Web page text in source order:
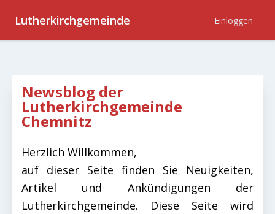
Lutherkirchgemeinde Einloggen
Newsblog der
Lutherkirchgemeinde
Chemnitz
Herzlich Willkommen,
auf dieser Seite finden Sie Neuigkeiten,
Artikel und Ankündigungen der
Lutherkirchgemeinde. Diese Seite wird